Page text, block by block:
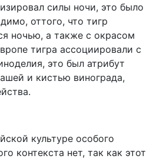
силы ночи, это было
оттого, что тигр
ночью, а также с окрасом
тигра ассоциировали с
это был атрибут
и кистью винограда,
культуре особого
контекста нет, так как этот